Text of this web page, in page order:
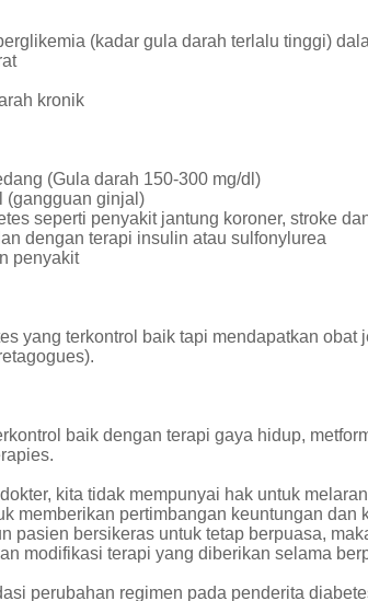
(kadar gula darah terlalu tinggi)
kronik
(Gula darah 150-300 mg/dl)
(gangguan ginjal)
seperti penyakit jantung koroner, stroke
dengan terapi insulin atau sulfonylurea
penyakit
yang terkontrol baik tapi mendapatkan
baik dengan terapi gaya hidup,
kita tidak mempunyai hak untuk
memberikan pertimbangan keuntungan dan
pasien bersikeras untuk tetap berpuasa,
modifikasi terapi yang diberikan selama
perubahan regimen pada penderita